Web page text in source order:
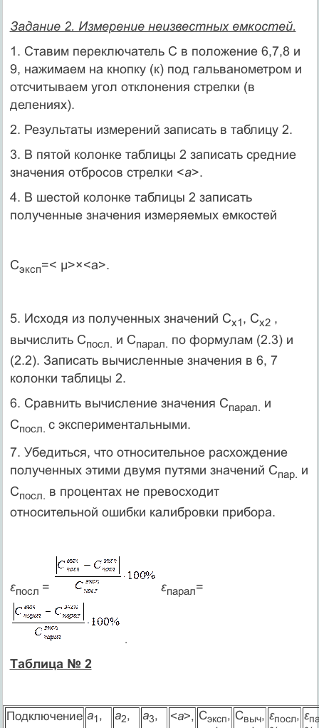
Задание 2. Измерение неизвестных емкостей.
1. Ставим переключатель С в положение 6,7,8 и
9, нажимаем на кнопку (к) под гальванометром и
отсчитываем угол отклонения стрелки (в
делениях).
2. Результаты измерений записать в таблицу 2.
3. В пятой колонке таблицы 2 записать средние
значения отбросов стрелки <a>.
4. В шестой колонке таблицы 2 записать
полученные значения измеряемых емкостей
Cэксп=< μ>×<a>.
5. Исходя из полученных значений Сх1, Сх2,
вычислить Спосл. и Спарал.
по формулам (2.3) и
(2.2). Записать вычисленные значения в 6, 7
колонки таблицы 2.
6. Сравнить вычисление значения Спарал. и
Спосл. с экспериментальными.
7. Убедиться, что относительное расхождение
полученных этими двумя путями значений Спар. и
Спосл. в процентах не превосходит
относительной ошибки калибровки прибора.
εпосл = εпарал=
.
Таблица № 2
Подключение a1 ,
a2,
a3,
<a>, Cэксп, Cвыч, εпосл, ε